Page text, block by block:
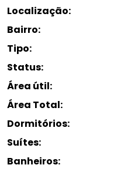
Localização:
Bairro:
Tipo:
Status:
Área útil:
Área Total:
Dormitórios:
Suítes:
Banheiros: